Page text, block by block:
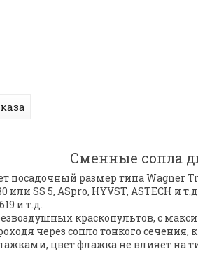
Сменные сопла
посадочный размер типа
или SS 5, ASpro, HYVST, ASTECH и
и т.д.
краскопультов, с
через сопло тонкого сечения,
цвет флажка не влияет на